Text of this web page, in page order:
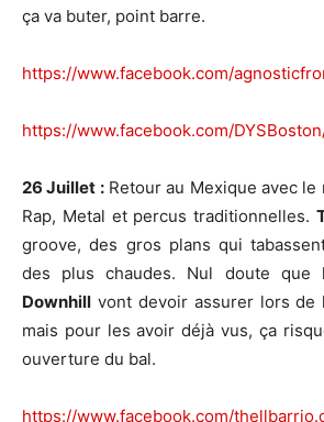
ça va buter, point barre.
https://www.facebook.com/
https://www.facebook.com/
26 Juillet :Retour au Mexique avec le
Rap, Metal et percus traditionnelles.
groove, des gros plans qui
des plus chaudes. Nul doute que
Downhill vont devoir assurer lors de
mais pour les avoir déjà vus, ça
ouverture du bal.
https://www.facebook.com/